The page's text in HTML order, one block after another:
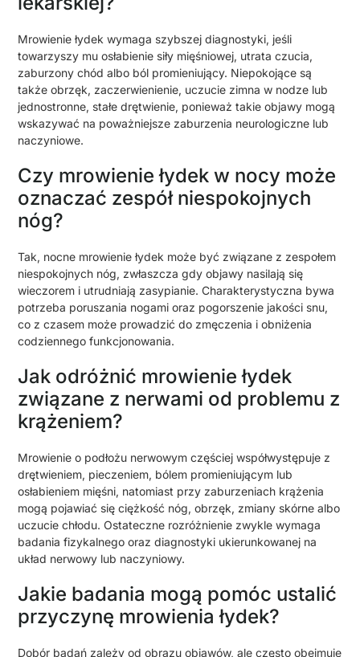
Mrowienie łydek wymaga szybszej diagnostyki, jeśli
towarzyszy mu osłabienie siły mięśniowej, utrata czucia,
zaburzony chód albo ból promieniujący. Niepokojące są
także obrzęk, zaczerwienienie, uczucie zimna w nodze lub
jednostronne, stałe drętwienie, ponieważ takie objawy mogą
wskazywać na poważniejsze zaburzenia neurologiczne lub
naczyniowe.
Czy mrowienie łydek w nocy może
oznaczać zespół niespokojnych
nóg?
Tak, nocne mrowienie łydek może być związane z zespołem
niespokojnych nóg, zwłaszcza gdy objawy nasilają się
wieczorem i utrudniają zasypianie. Charakterystyczna bywa
potrzeba poruszania nogami oraz pogorszenie jakości snu,
co z czasem może prowadzić do zmęczenia i obniżenia
codziennego funkcjonowania.
Jak odróżnić mrowienie łydek
związane z nerwami od problemu z
krążeniem?
Mrowienie o podłożu nerwowym częściej współwystępuje z
drętwieniem, pieczeniem, bólem promieniującym lub
osłabieniem mięśni, natomiast przy zaburzeniach krążenia
mogą pojawiać się ciężkość nóg, obrzęk, zmiany skórne albo
uczucie chłodu. Ostateczne rozróżnienie zwykle wymaga
badania fizykalnego oraz diagnostyki ukierunkowanej na
układ nerwowy lub naczyniowy.
Jakie badania mogą pomóc ustalić
przyczynę mrowienia łydek?
Dobór badań zależy od obrazu objawów, ale często obejmuje